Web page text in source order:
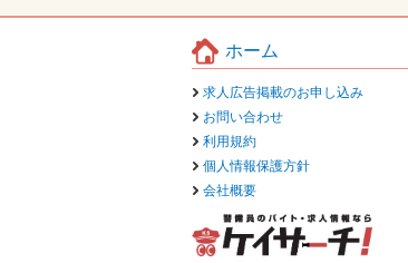
ホーム
求人広告掲載のお申し込み
お問い合わせ
利用規約
個人情報保護方針
会社概要